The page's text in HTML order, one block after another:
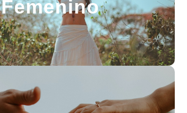
Femenino